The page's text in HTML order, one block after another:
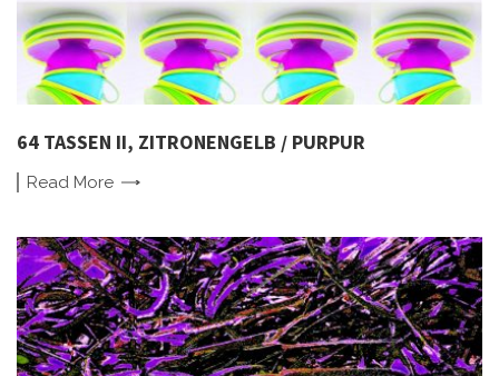
64 TASSEN II, ZITRONENGELB / PURPUR
Read More